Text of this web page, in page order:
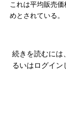
これは平均販売
めとされている。
続きを読むには
るいはログイン